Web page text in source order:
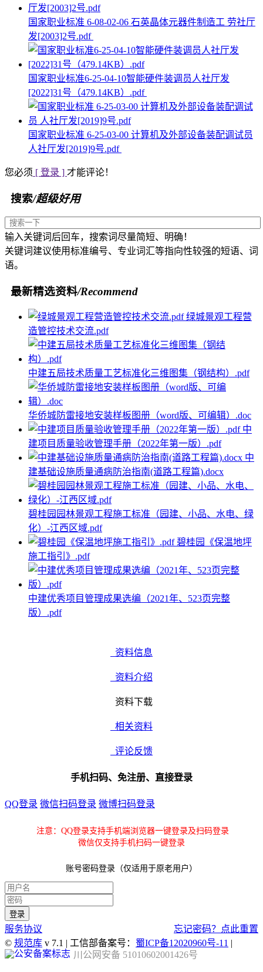
国家职业标准 6-08-02-06 石英晶体元器件制造工 劳社厅
发[2003]2号.pdf
国家职业标准6-25-04-10智能硬件装调员人社厅发
[2022]31号（479.14KB）.pdf
国家职业标准 6-25-03-00 计算机及外部设备装配调试员
人社厅发[2019]9号.pdf
您必须 [ 登录 ] 才能评论！
搜索/超级好用
输入关键词后回车，搜索词尽量简短、明确！
关键词建议使用标准编号、专业词汇等指向性较强的短语、词
语。
最新精选资料/Recommend
绿城景观工程营
造管控技术交流.pdf
中建五局技术质量工艺标准化三维图集（钢结构）.pdf
华侨城防雷接地安装样板图册（word版、可编辑）.doc
中
建项目质量验收管理手册（2022年第一版）.pdf
中
建基础设施质量通病防治指南(道路工程篇).docx
碧桂园园林景观工程施工标准（园建、小品、水电、绿
化）-江西区域.pdf
碧桂园《保温地坪
施工指引》.pdf
中建优秀项目管理成果选编（2021年、523页完整
版）.pdf
资料信息
资料介绍
资料下载
相关资料
评论反馈
手机扫码、免注册、直接登录
QQ登录 微信扫码登录 微博扫码登录
注意：QQ登录支持手机端浏览器一键登录及扫码登录
微信仅支持手机扫码一键登录
账号密码登录（仅适用于原老用户）
服务协议
忘记密码？点此重置
© 规范库 v 7.1 | 工信部备案号： 蜀ICP备12020960号-11 |
川公网安备 51010602001426号